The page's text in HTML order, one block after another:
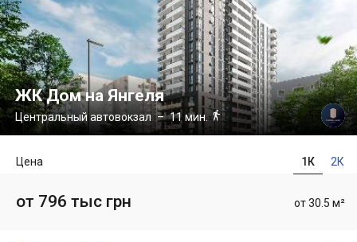
ЖК Дом на Янгеля
Центральный автовокзал– 11 мин.
1К 2К
Цена
от 30.5 м²
от 796 тыс грн